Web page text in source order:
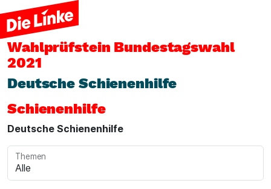
Wahlprüfstein Bundestagswahl
2021
Deutsche Schienenhilfe
Schienenhilfe
Deutsche Schienenhilfe
Themen